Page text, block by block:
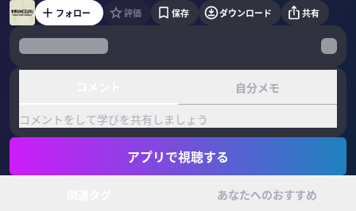
フォロー 評価 保存 ダウンロード 共有
自分メモ
コメントをして学びを共有しましょう
アプリで視聴する
あなたへのおすすめ